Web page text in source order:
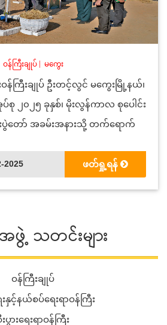
ဝန်ကြီးချုပ်| မကွေး
န်ကြီးချုပ် ဦးတင့်လွင် မကွေးမြို့နယ်၊
စု ၂၀၂၅ ခုနှစ်၊ မိုးလွန်ကာလ စုပေါင်း
ပွဲတော် အခမ်းအနားသို့ တက်ရောက်
2025 ဖတ်ရှု့ရန်
ဖွဲ့ သတင်းများ
ဝန်ကြီးချုပ်
နှင့်နယ်စပ်ရေးရာဝန်ကြီး
ပွားရေးရာဝန်ကြီး